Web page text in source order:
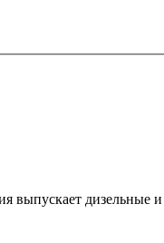
дизельные и